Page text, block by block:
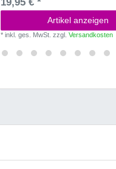
Artikel anzeigen
*inkl. ges. MwSt. zzgl.Versandkosten